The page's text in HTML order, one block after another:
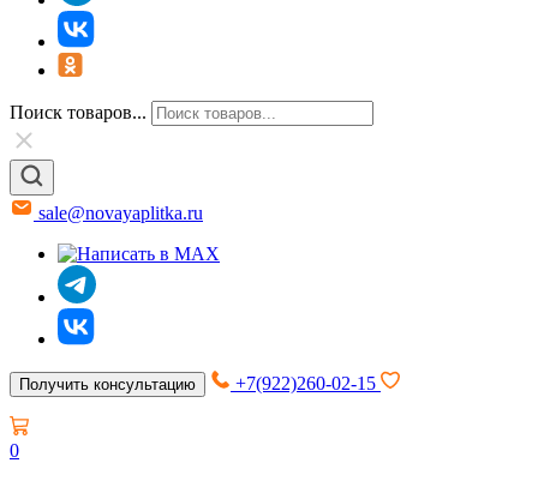
Поиск товаров...
sale@novayaplitka.ru
Получить консультацию +7(922)260-02-15
0